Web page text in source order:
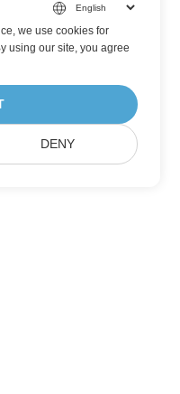
we use cookies for
using our site, you agree
DENY